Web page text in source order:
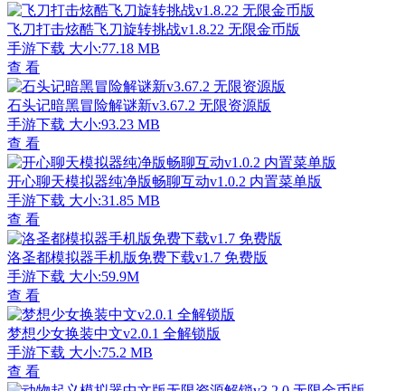
飞刀打击炫酷飞刀旋转挑战v1.8.22 无限金币版
手游下载 大小:77.18 MB
查 看
石头记暗黑冒险解谜新v3.67.2 无限资源版
手游下载 大小:93.23 MB
查 看
开心聊天模拟器纯净版畅聊互动v1.0.2 内置菜单版
手游下载 大小:31.85 MB
查 看
洛圣都模拟器手机版免费下载v1.7 免费版
手游下载 大小:59.9M
查 看
梦想少女换装中文v2.0.1 全解锁版
手游下载 大小:75.2 MB
查 看